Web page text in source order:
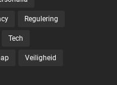
Regulering
Tech
Veiligheid